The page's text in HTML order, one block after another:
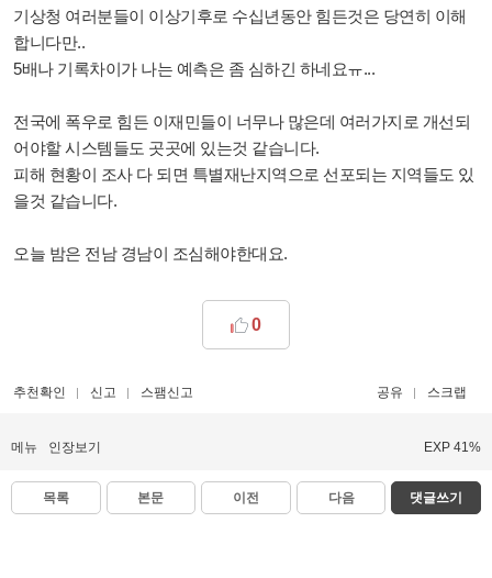
기상청 여러분들이 이상기후로 수십년동안 힘든것은 당연히 이해
합니다만..
5배나 기록차이가 나는 예측은 좀 심하긴 하네요ㅠ...
전국에 폭우로 힘든 이재민들이 너무나 많은데 여러가지로 개선되
어야할 시스템들도 곳곳에 있는것 같습니다.
피해 현황이 조사 다 되면 특별재난지역으로 선포되는 지역들도 있
을것 같습니다.
오늘 밤은 전남 경남이 조심해야한대요.
0
추천확인 신고 스팸신고 공유 스크랩
메뉴 인장보기 EXP 41%
목록 본문 이전 다음 댓글쓰기